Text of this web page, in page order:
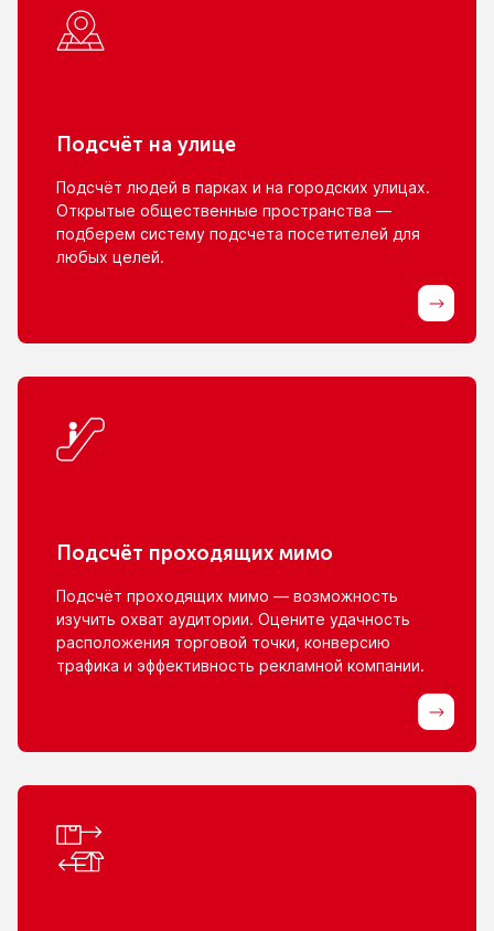
Подсчёт на улице
Подсчёт людей в парках и на городских улицах.
Открытые общественные пространства —
подберем систему подсчета посетителей для
любых целей.
Подсчёт проходящих мимо
Подсчёт проходящих мимо — возможность
изучить охват аудитории. Оцените удачность
расположения торговой точки, конверсию
трафика и эффективность рекламной компании.